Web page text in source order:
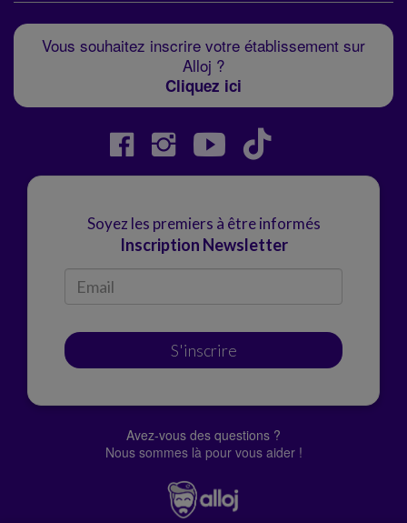
Vous souhaitez inscrire votre établissement sur
Alloj ?
Cliquez ici
Soyez les premiers à être informés
Inscription Newsletter
S'inscrire
Avez-vous des questions ?
Nous sommes là pour vous aider !